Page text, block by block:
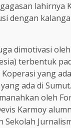
dengan
dimotivasi
terbentuk
yang
ada di
oleh
Karmoy
Sekolah